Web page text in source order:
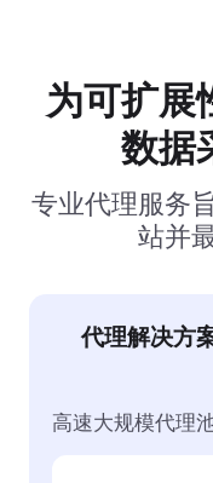
为可扩展
数据
专业代理服务
站并
代理解决方
高速大规模代理